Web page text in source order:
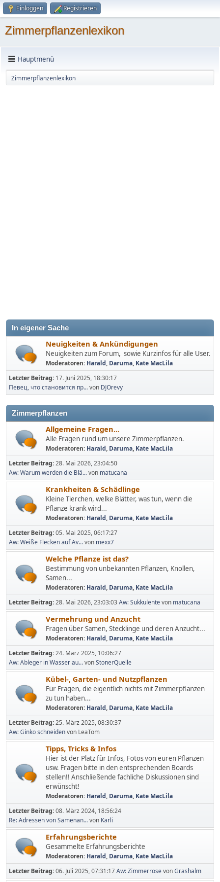
Einloggen Registrieren
Zimmerpflanzenlexikon
Hauptmenü
Zimmerpflanzenlexikon
In eigener Sache
Neuigkeiten & Ankündigungen
Neuigkeiten zum Forum, sowie Kurzinfos für alle User.
Moderatoren: Harald, Daruma, Kate MacLila
Letzter Beitrag: 17. Juni 2025, 18:30:17
Певец, что становится пр...von DJOrevy
Zimmerpflanzen
Allgemeine Fragen...
Alle Fragen rund um unsere Zimmerpflanzen.
Moderatoren: Harald, Daruma, Kate MacLila
Letzter Beitrag:28. Mai 2026, 23:04:50
Aw: Warum werden die Blä...von matucana
Krankheiten & Schädlinge
Kleine Tierchen, welke Blätter, was tun, wenn die
Pflanze krank wird...
Moderatoren: Harald, Daruma, Kate MacLila
Letzter Beitrag:05. Mai 2025, 06:17:27
Aw: Weiße Flecken auf Av...von mexx7
Welche Pflanze ist das?
Bestimmung von unbekannten Pflanzen, Knollen,
Samen...
Moderatoren: Harald, Daruma, Kate MacLila
Letzter Beitrag:28. Mai 2026, 23:03:03Aw: Sukkulentevon matucana
Vermehrung und Anzucht
Fragen über Samen, Stecklinge und deren Anzucht...
Moderatoren: Harald, Daruma, Kate MacLila
Letzter Beitrag:24. März 2025, 10:06:27
Aw: Ableger in Wasser au...vonStonerQuelle
Kübel-, Garten- und Nutzpflanzen
Für Fragen, die eigentlich nichts mit Zimmerpflanzen
zu tun haben...
Moderatoren: Harald, Daruma, Kate MacLila
Letzter Beitrag:25. März 2025, 08:30:37
Aw: Ginko schneidenvon LeaTom
Tipps, Tricks & Infos
Hier ist der Platz für Infos, Fotos von euren Pflanzen
usw. Fragen bitte in den entsprechenden Boards
stellen!! Anschließende fachliche Diskussionen sind
erwünscht!
Moderatoren: Harald, Daruma, Kate MacLila
Letzter Beitrag:08. März 2024, 18:56:24
Re: Adressen von Samenan...von Karli
Erfahrungsberichte
Gesammelte Erfahrungsberichte
Moderatoren: Harald, Daruma, Kate MacLila
Letzter Beitrag:06. Juli 2025, 07:31:17Aw: ZimmerrosevonGrashalm